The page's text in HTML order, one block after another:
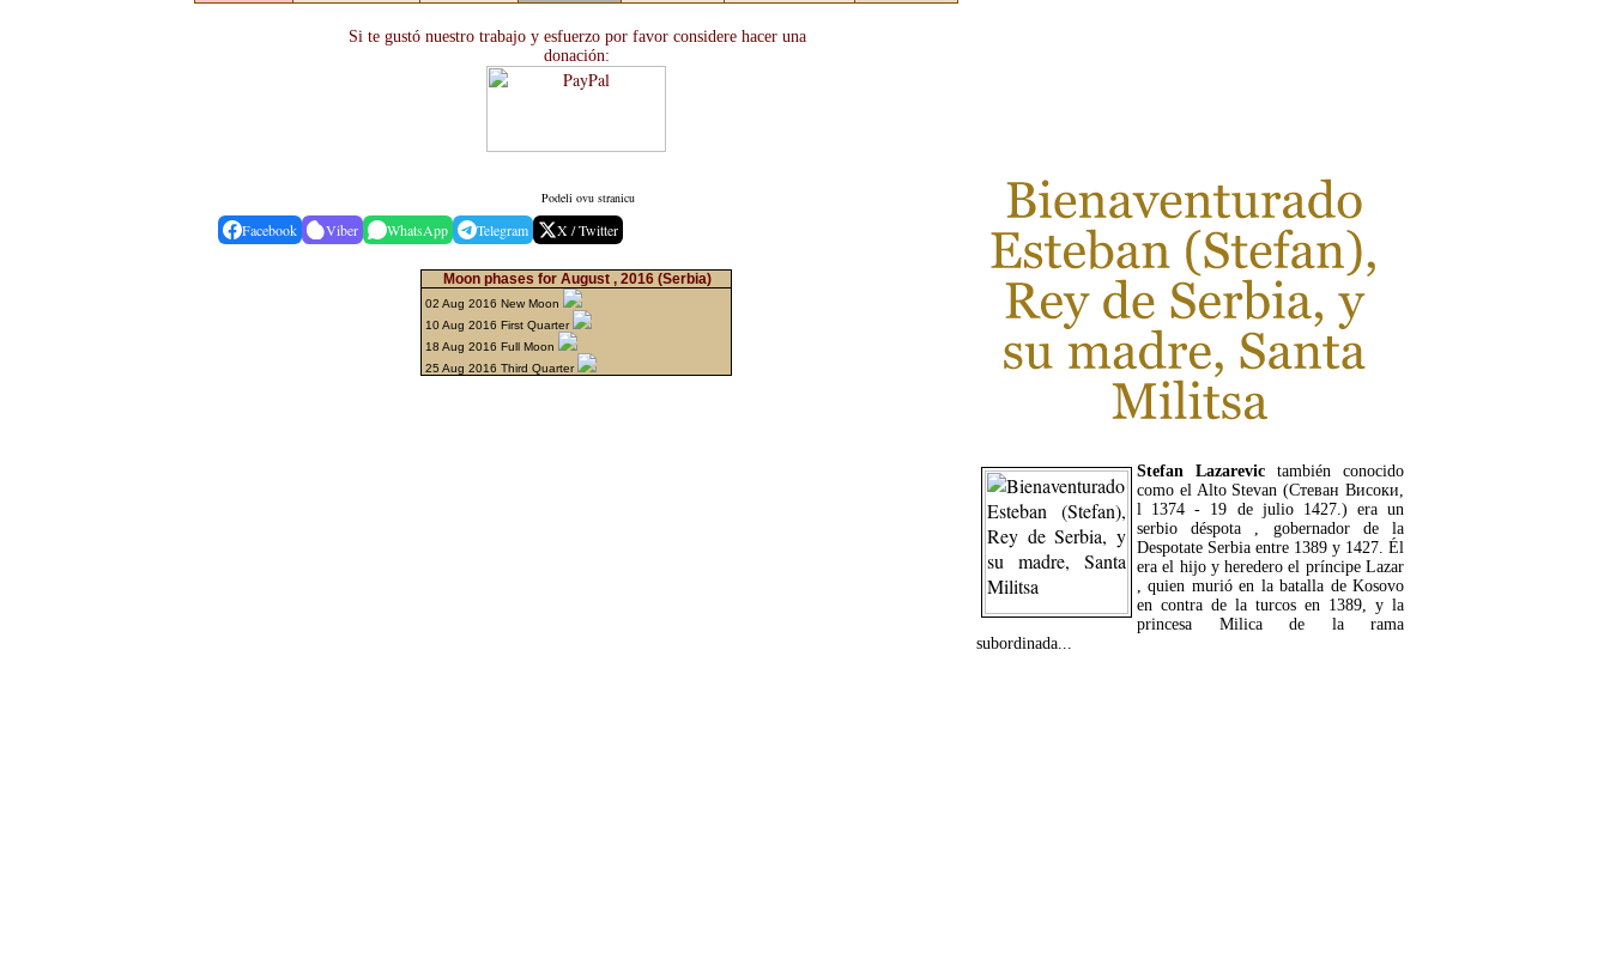
Stefan Lazarevic también conocido
como el Alto Stevan (Стеван Високи,
l 1374 - 19 de julio 1427.) era un
serbio déspota , gobernador de la
Despotate Serbia entre 1389 y 1427. Él
era el hijo y heredero el príncipe Lazar
, quien murió en la batalla de Kosovo
en contra de la turcos en 1389, y la
princesa Milica de la rama
subordinada...
Si te gustó nuestro trabajo y esfuerzo por favor considere hacer una
donación:
Podeli ovu stranicu
Facebook Viber WhatsApp Telegram X / Twitter
Moon phases for August , 2016 (Serbia)
02 Aug 2016 New Moon
10 Aug 2016 First Quarter
18 Aug 2016 Full Moon
25 Aug 2016 Third Quarter